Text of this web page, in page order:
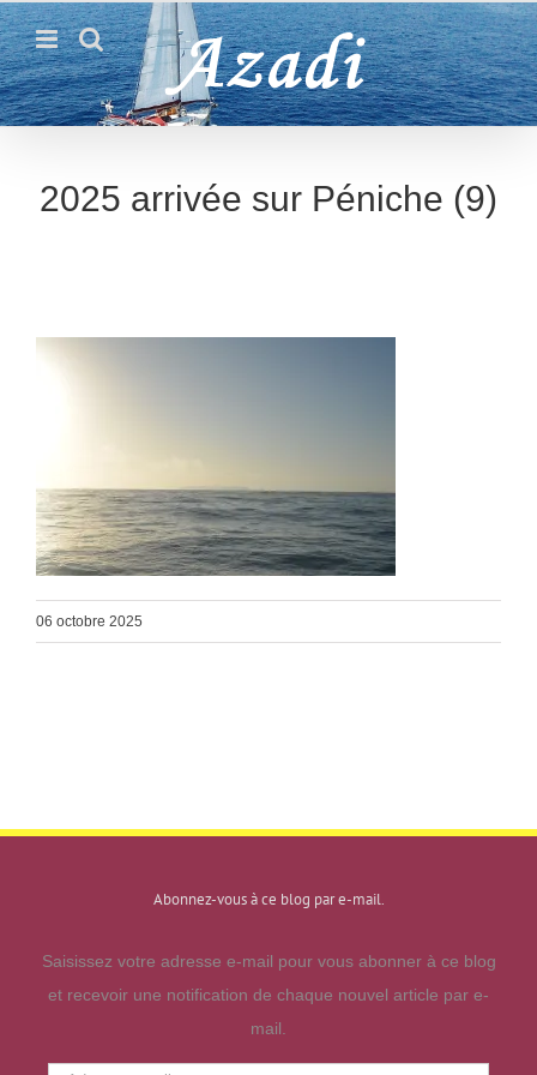
Passer
au
contenu
2025 arrivée sur Péniche (9)
06 octobre 2025
Abonnez-vous à ce blog par e-mail.
Saisissez votre adresse e-mail pour vous abonner à ce blog
et recevoir une notification de chaque nouvel article par e-
mail.